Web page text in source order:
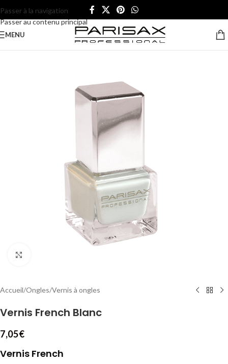
Passer à la navigation
Passer au contenu principal
MENU
Accueil/Ongles/Vernis à ongles
Vernis French Blanc
7,05€
Vernis French